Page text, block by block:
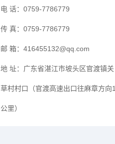
电 话： 0759-7786779
传 真： 0759-7786779
邮 箱： 416455132@qq.com
地 址： 广东省湛江市坡头区官渡镇关
草村村口（官渡高速出口往麻章方向1
公里）